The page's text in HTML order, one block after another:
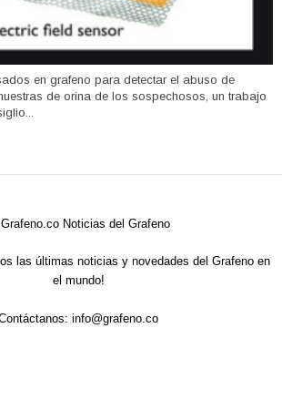
​​en grafeno para detectar el abuso de
de orina de los sospechosos, un trabajo
las últimas noticias y novedades del Grafeno en
el mundo!
info@grafeno.co